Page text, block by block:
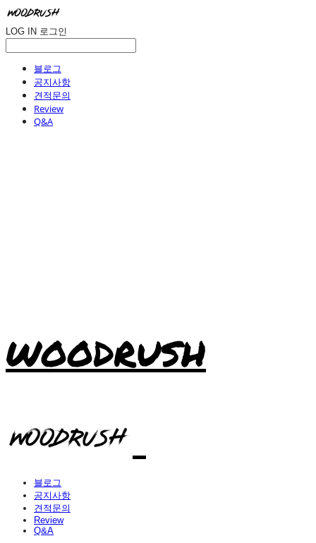
LOG IN 로그인
블로그
공지사항
견적문의
Review
Q&A
WOODRUSH
블로그
공지사항
견적문의
Review
Q&A